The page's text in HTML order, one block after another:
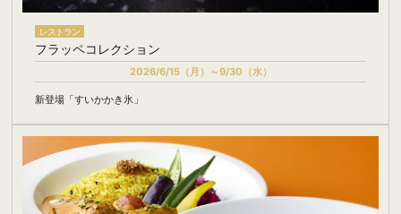
レストラン
フラッペコレクション
2026/6/15（月）～9/30（水）
新登場「すいかかき氷」